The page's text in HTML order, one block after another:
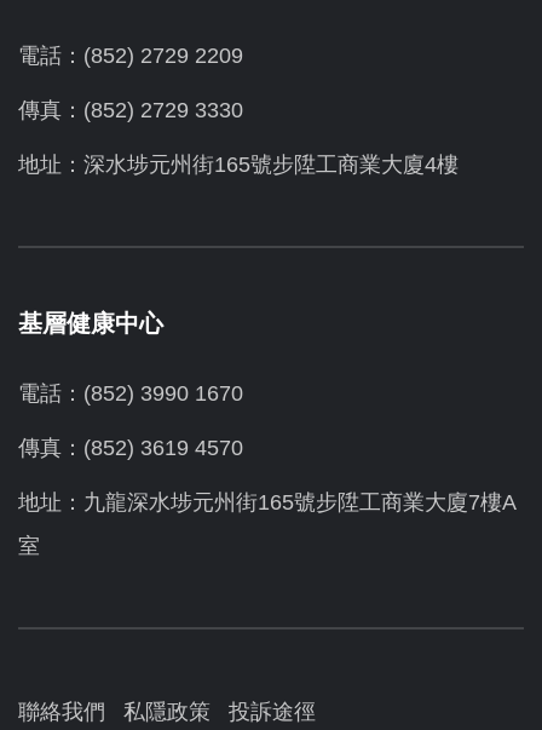
電話：(852) 2729 2209
傳真：(852) 2729 3330
地址：深水埗元州街165號步陞工商業大廈4樓
基層健康中心
電話：(852) 3990 1670
傳真：(852) 3619 4570
地址：九龍深水埗元州街165號步陞工商業大廈7樓A
室
聯絡我們 私隱政策 投訴途徑